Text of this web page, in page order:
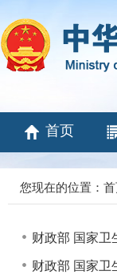
首页
您现在的位置：
财政部 国家卫
财政部 国家卫